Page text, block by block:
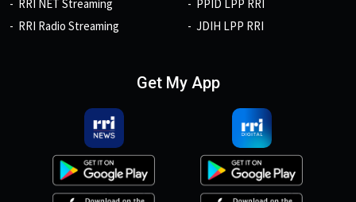
RRI NET Streaming
RRI Radio Streaming
PPID LPP RRI
JDIH LPP RRI
Get My App